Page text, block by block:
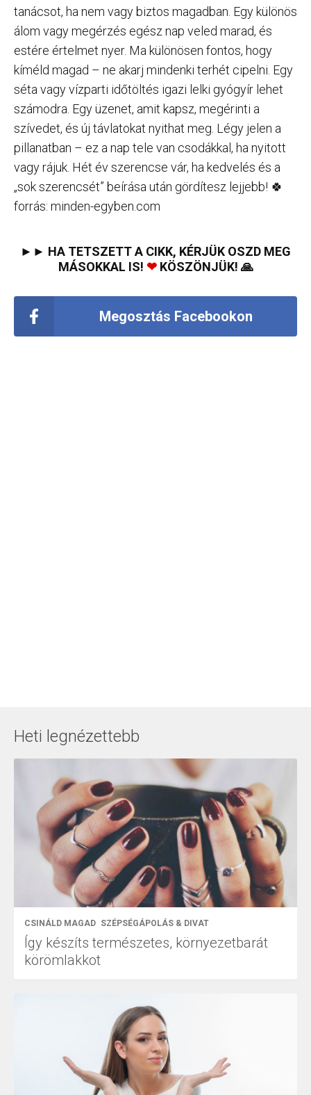
tanácsot, ha nem vagy biztos magadban. Egy különös
álom vagy megérzés egész nap veled marad, és
estére értelmet nyer. Ma különösen fontos, hogy
kíméld magad – ne akarj mindenki terhét cipelni. Egy
séta vagy vízparti időtöltés igazi lelki gyógyír lehet
számodra. Egy üzenet, amit kapsz, megérinti a
szívedet, és új távlatokat nyithat meg. Légy jelen a
pillanatban – ez a nap tele van csodákkal, ha nyitott
vagy rájuk. Hét év szerencse vár, ha kedvelés és a
„sok szerencsét” beírása után gördítesz lejjebb! 🍀
forrás: minden-egyben.com
►► HA TETSZETT A CIKK, KÉRJÜK OSZD MEG
MÁSOKKAL IS! ❤KÖSZÖNJÜK! 🙏
Megosztás Facebookon
Heti legnézettebb
CSINÁLD MAGAD SZÉPSÉGÁPOLÁS & DIVAT
Így készíts természetes, környezetbarát
körömlakkot